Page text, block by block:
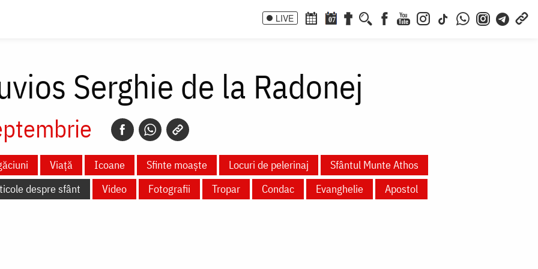
LIVE 07
Serghie de la Radonej
Viață Icoane Sfinte moaște Locuri de pelerinaj
Sfântul Munte Athos
despre sfânt Video Fotografii Tropar Condac Evanghelie Apostol